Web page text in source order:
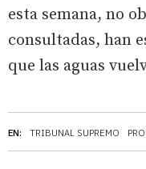
EN: TRIBUNAL SUPREMO
esta semana, no
consultadas, han
que las aguas